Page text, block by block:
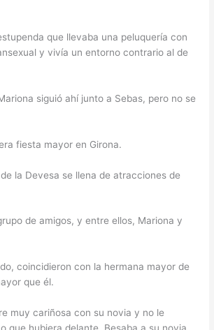
que llevaba una peluquería con
y vivía un entorno contrario al de
siguió ahí junto a Sebas, pero no se
fiesta mayor en Girona.
la Devesa se llena de atracciones de
de amigos, y entre ellos, Mariona y
coincidieron con la hermana mayor de
que él.
muy cariñosa con su novia y no le